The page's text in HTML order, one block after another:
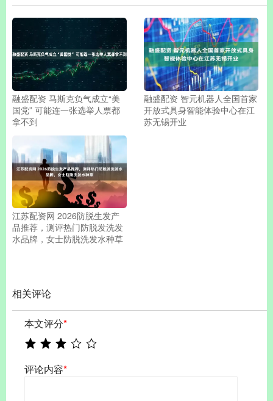
融盛配资 马斯克负气成立“美
国党” 可能连一张选举人票都
拿不到
融盛配资 智元机器人全国首家
开放式具身智能体验中心在江
苏无锡开业
江苏配资网 2026防脱生发产
品推荐，测评热门防脱发洗发
水品牌，女士防脱洗发水种草
相关评论
本文评分*
评论内容*